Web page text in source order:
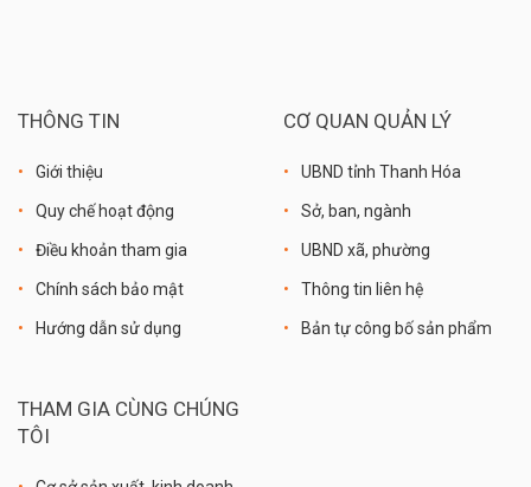
THÔNG TIN
Giới thiệu
Quy chế hoạt động
Điều khoản tham gia
Chính sách bảo mật
Hướng dẫn sử dụng
CƠ QUAN QUẢN LÝ
UBND tỉnh Thanh Hóa
Sở, ban, ngành
UBND xã, phường
Thông tin liên hệ
Bản tự công bố sản phẩm
THAM GIA CÙNG CHÚNG
TÔI